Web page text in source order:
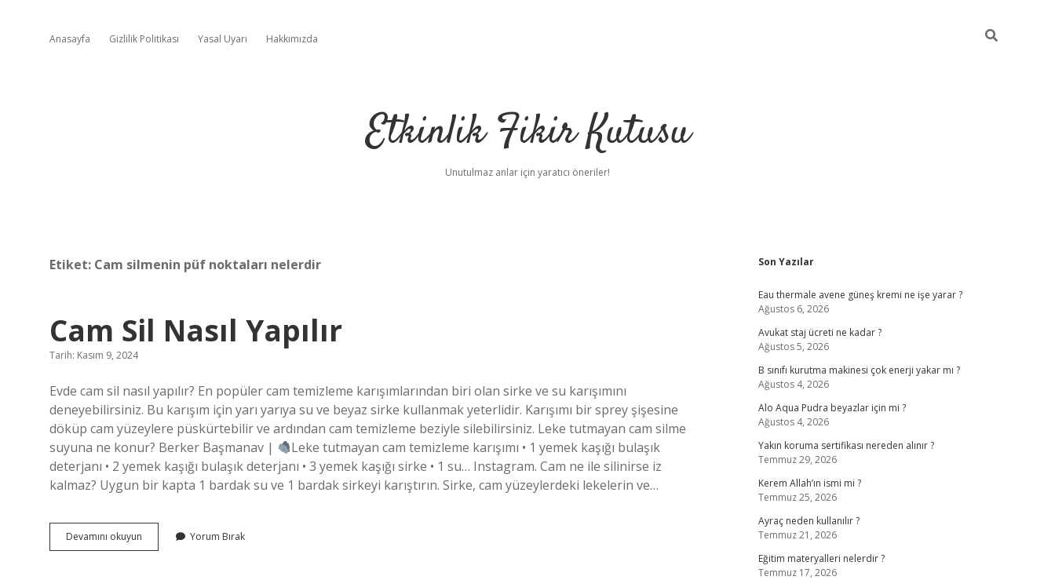
Anasayfa Gizlilik Politikası Yasal Uyarı Hakkımızda
Etkinlik Fikir Kutusu
Unutulmaz anlar için yaratıcı öneriler!
Etiket: Cam silmenin püf noktaları nelerdir
Cam Sil Nasıl Yapılır
Tarih: Kasım 9, 2024
Evde cam sil nasıl yapılır? En popüler cam temizleme karışımlarından biri olan sirke ve su karışımını
deneyebilirsiniz. Bu karışım için yarı yarıya su ve beyaz sirke kullanmak yeterlidir. Karışımı bir sprey şişesine
döküp cam yüzeylere püskürtebilir ve ardından cam temizleme beziyle silebilirsiniz. Leke tutmayan cam silme
suyuna ne konur? Berker Başmanav |
Leke tutmayan cam temizleme karışımı • 1 yemek kaşığı bulaşık
deterjanı • 2 yemek kaşığı bulaşık deterjanı • 3 yemek kaşığı sirke • 1 su… Instagram. Cam ne ile silinirse iz
kalmaz? Uygun bir kapta 1 bardak su ve 1 bardak sirkeyi karıştırın. Sirke, cam yüzeylerdeki lekelerin ve…
Devamını okuyun
Sil
Yorum Bırak
Sidebar
Son Yazılar
Eau thermale avene güneş kremi ne işe yarar ?
Ağustos 6, 2026
Avukat staj ücreti ne kadar ?
Ağustos 5, 2026
B sınıfı kurutma makinesi çok enerji yakar mı ?
Ağustos 4, 2026
Alo Aqua Pudra beyazlar için mi ?
Ağustos 4, 2026
Yakın koruma sertifikası nereden alınır ?
Temmuz 29, 2026
Kerem Allah’ın ismi mi ?
Temmuz 25, 2026
Ayraç neden kullanılır ?
Temmuz 21, 2026
Eğitim materyalleri nelerdir ?
Temmuz 17, 2026